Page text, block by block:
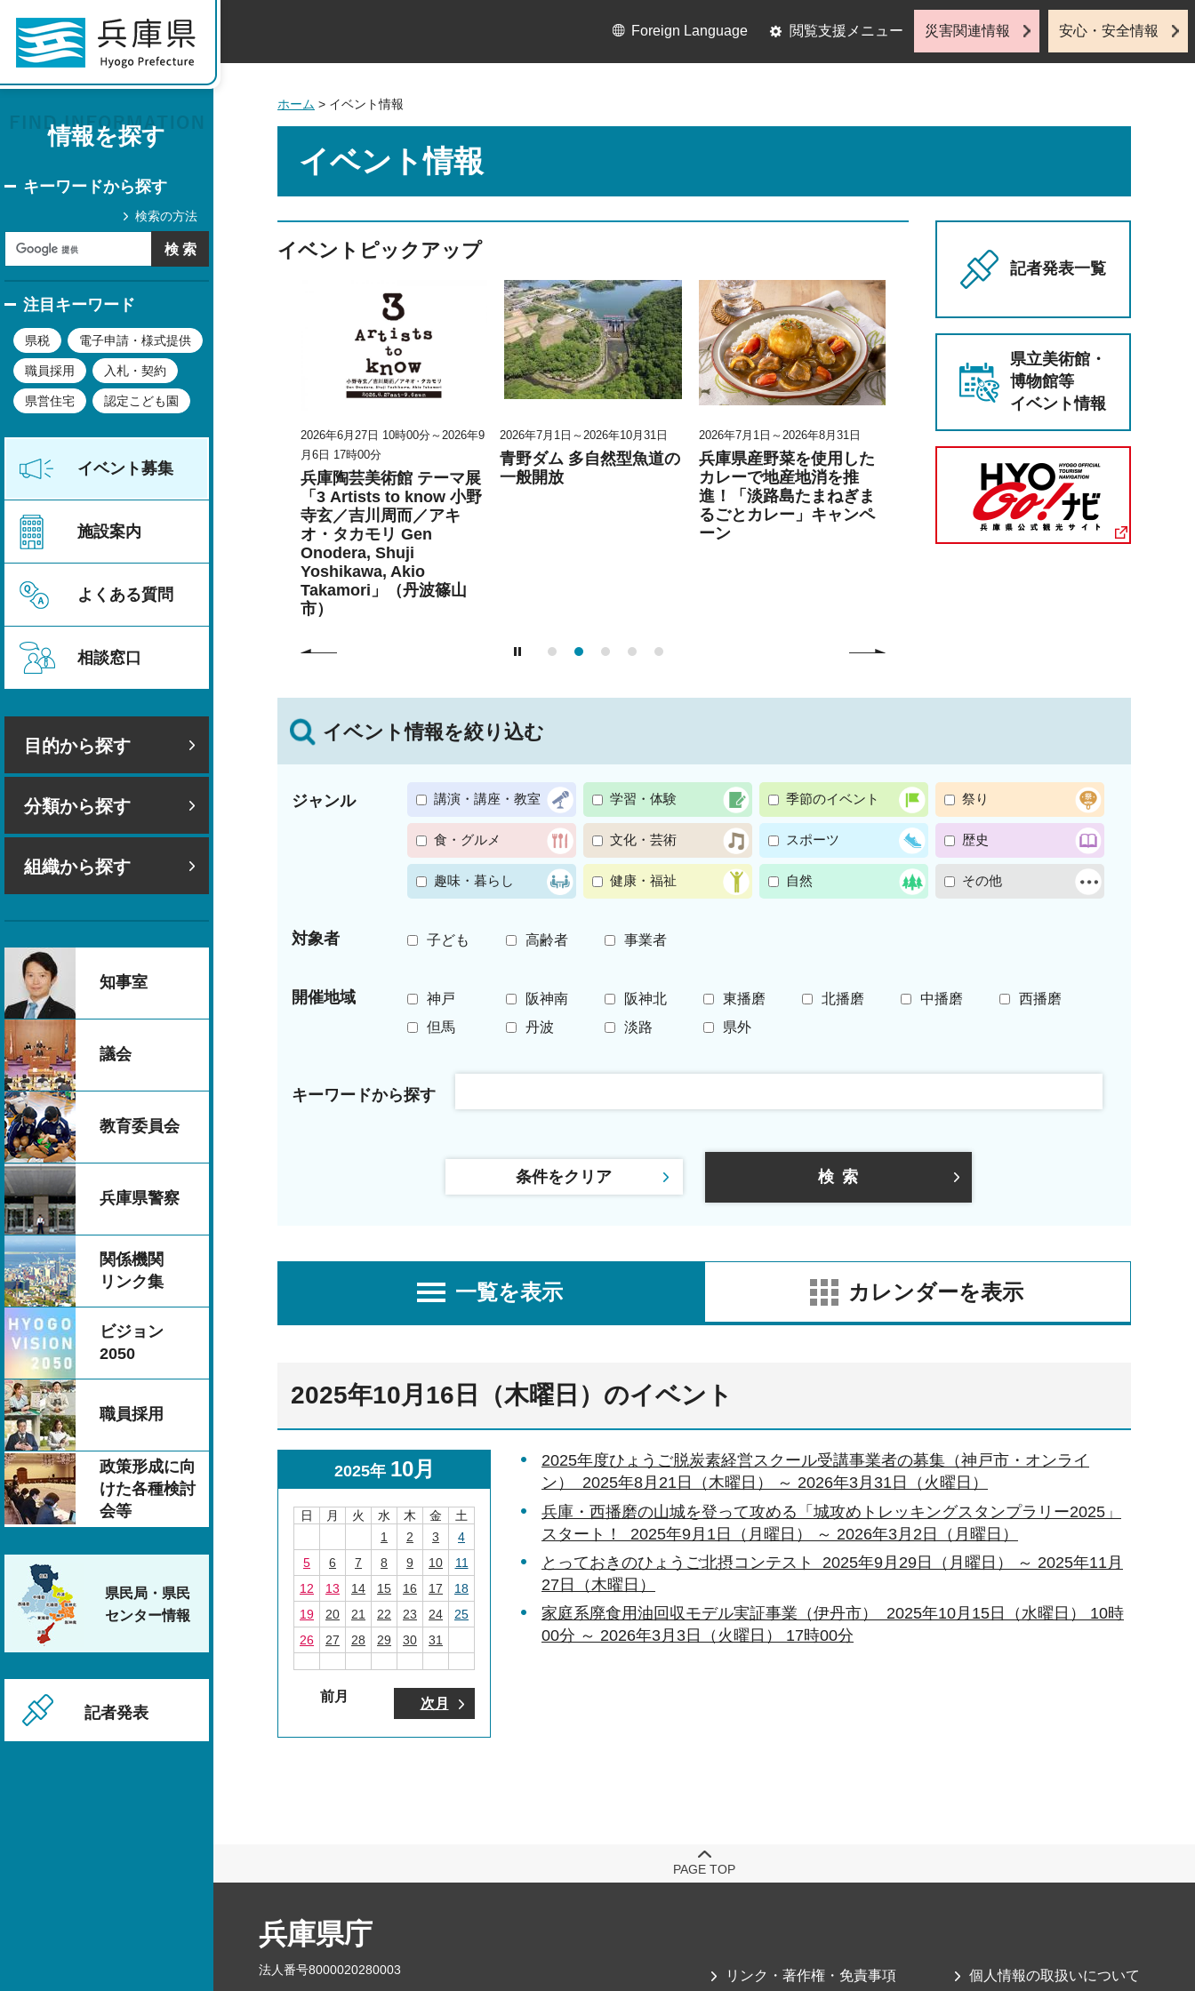
情報を探す
キーワードから探す
検索の方法
注目キーワード
県税 電子申請・様式提供
職員採用 入札・契約
県営住宅 認定こども園
イベント募集
施設案内
よくある質問
相談窓口
目的から探す
分類から探す
組織から探す
知事室
議会
教育委員会
兵庫県警察
関係機関
リンク集
ビジョン
2050
職員採用
政策形成に向
けた各種検討
会等
県民局・県民
センター情報
記者発表
Foreign Language 閲覧支援メニュー 災害関連情報 安心・安全情報
ホーム > イベント情報
イベント情報
イベントピックアップ
分～2026年8
ミナー
ンダー平
募集
2026年6月27日 10時00分～2026年9
兵庫陶芸美術館 特別展
こども学芸員とつくる
（丹波篠山市）
2026年6月27日 10時00分～2026年9
月6日 17時00分
兵庫陶芸美術館 テーマ展
「3 Artists to know 小野
寺玄／吉川周而／アキ
オ・タカモリ Gen
Onodera, Shuji
Yoshikawa, Akio
Takamori」（丹波篠山
市）
2026年7月1日～2026年10月31日
青野ダム 多自然型魚道の
一般開放
2026年7月1日～2026年8月31日
兵庫県産野菜を使用した
カレーで地産地消を推
進！「淡路島たまねぎま
るごとカレー」キャンペ
ーン
2026年8月8日 10時30分～2026年8
男女共同参画セミナー
「なぜ、『ジェンダー平
等』か」参加者募集
2026年6月27日
こども学芸
「夏のこど
（丹波篠山
記者発表一覧
県立美術館・
博物館等
イベント情報
イベント情報を絞り込む
ジャンル 講演・講座・教室 学習・体験 季節のイベント 祭り
食・グルメ 文化・芸術 スポーツ 歴史
趣味・暮らし 健康・福祉 自然 その他
対象者 子ども 高齢者 事業者
開催地域 神戸 阪神南 阪神北 東播磨 北播磨 中播磨
西播磨
但馬
丹波 淡路 県外
キーワードから探す
条件をクリア
一覧を表示 カレンダーを表示
2025年10月16日（木曜日）のイベント
2025年 10月
日 月 火 水 木 金
土
1
2 3
4
5
6 7 8 9 10
11
12
13 14 15 16 17
18
19
20 21 22 23 24
25
26
27 28 29 30 31
前月 次月
2025年度ひょうご脱炭素経営スクール受講事業者の募集（神戸市・オンライ
ン） 2025年8月21日（木曜日） ～ 2026年3月31日（火曜日）
兵庫・西播磨の山城を登って攻める「城攻めトレッキングスタンプラリー2025」
スタート！ 2025年9月1日（月曜日） ～ 2026年3月2日（月曜日）
とっておきのひょうご北摂コンテスト 2025年9月29日（月曜日） ～ 2025年11月
27日（木曜日）
家庭系廃食用油回収モデル実証事業（伊丹市） 2025年10月15日（水曜日） 10時
00分 ～ 2026年3月3日（火曜日） 17時00分
PAGE TOP
兵庫県庁
法人番号8000020280003 リンク・著作権・免責事項 個人情報の取扱いについて